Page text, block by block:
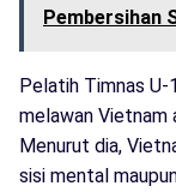
Pembersihan
Pelatih Timnas U-
melawan Vietnam
Menurut dia,
sisi mental